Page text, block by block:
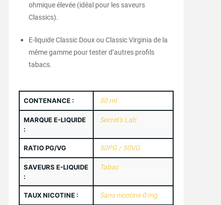
ohmique élevée (idéal pour les saveurs
Classics).
E-liquide Classic Doux ou Classic Virginia de la
même gamme pour tester d’autres profils
tabacs.
CONTENANCE : 50 ml
MARQUE E-LIQUIDE
:
Secret's Lab
RATIO PG/VG 50PG / 50VG
SAVEURS E-LIQUIDE
:
Tabac
TAUX NICOTINE : Sans nicotine 0 mg